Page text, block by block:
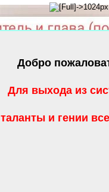
Добро
Для выхода из
таланты и гении